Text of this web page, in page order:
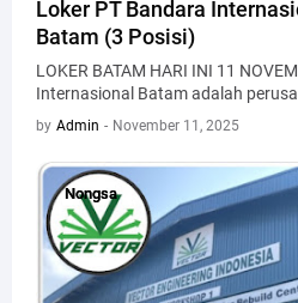
Loker PT Bandara
Batam (3 Posisi)
LOKER BATAM HARI INI 11
Internasional Batam adalah
by Admin - November 11, 2025
Nongsa
Nongsa